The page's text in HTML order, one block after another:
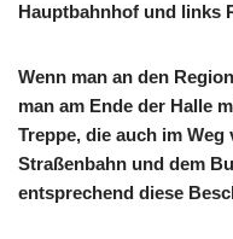
Hauptbahnhof und links
Wenn man an den
man am Ende der Halle
Treppe, die auch im
Straßenbahn und dem
entsprechend diese